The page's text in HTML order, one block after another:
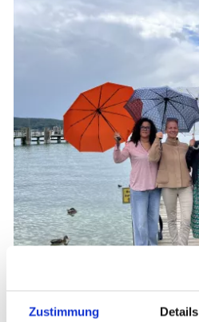
Zustimmung Details